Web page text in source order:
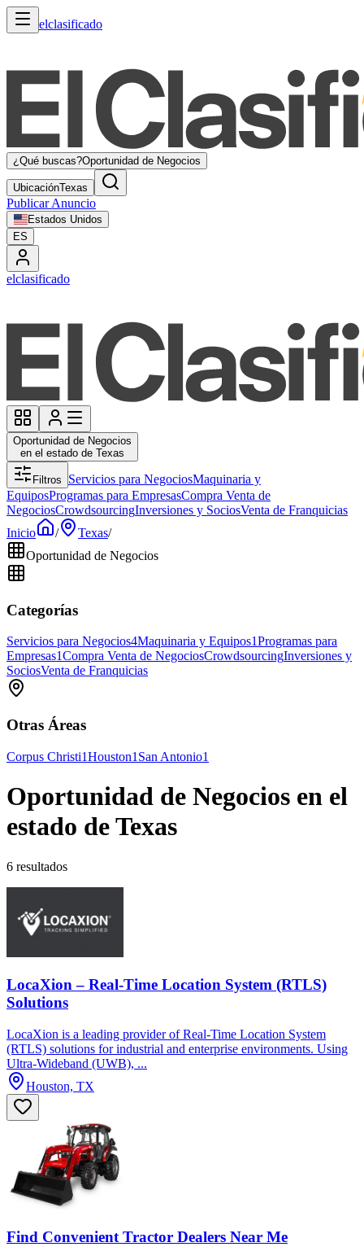
elclasificado
¿Qué buscas?Oportunidad de Negocios
UbicaciónTexas
Publicar Anuncio
Estados Unidos
ES
elclasificado
Oportunidad de Negocios
en el estado de Texas
Filtros Servicios para NegociosMaquinaria y
EquiposProgramas para EmpresasCompra Venta de
NegociosCrowdsourcingInversiones y SociosVenta de Franquicias
Inicio
/ Texas/
Oportunidad de Negocios
Categorías
Servicios para Negocios4Maquinaria y Equipos1Programas para
Empresas1Compra Venta de NegociosCrowdsourcingInversiones y
SociosVenta de Franquicias
Otras Áreas
Corpus Christi1Houston1 San Antonio1
Oportunidad de Negocios en el
estado de Texas
6 resultados
LocaXion – Real-Time Location System (RTLS)
Solutions
LocaXion is a leading provider of Real-Time Location System
(RTLS) solutions for industrial and enterprise environments. Using
Ultra-Wideband (UWB), ...
Houston, TX
Find Convenient Tractor Dealers Near Me